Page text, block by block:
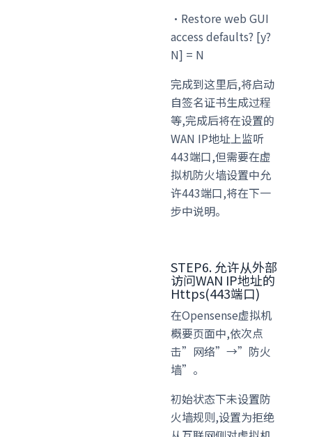
・Restore web GUI
access defaults? [y?
N] = N
完成到这里后,将启动
自签名证书生成过程
等,完成后将在设置的
WAN IP地址上监听
443端口,但需要在虚
拟机防火墙设置中允
许443端口,将在下一
步中说明。
STEP6. 允许从外部
访问WAN IP地址的
Https(443端口)
在Opensense虚拟机
概要页面中,依次点
击”网络”→”防火
墙”。
初始状态下未设置防
火墙规则,设置为拒绝